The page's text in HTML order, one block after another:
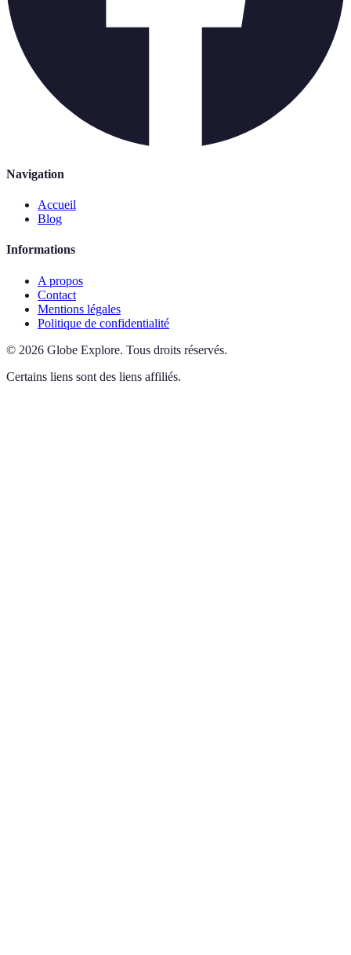
Navigation
Accueil
Blog
Informations
A propos
Contact
Mentions légales
Politique de confidentialité
© 2026 Globe Explore. Tous droits réservés.
Certains liens sont des liens affiliés.